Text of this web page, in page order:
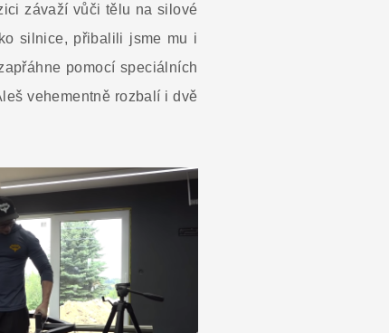
závaží vůči tělu na silové
silnice, přibalili jsme mu i
pomocí speciálních
vehementně rozbalí i dvě